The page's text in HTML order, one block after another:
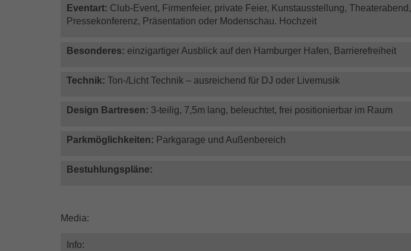
Eventart: Club-Event, Firmenfeier, private Feier, Kunstausstellung, Theaterabend,
Pressekonferenz, Präsentation oder Modenschau. Hochzeit
Besonderes: einzigartiger Ausblick auf den Hamburger Hafen, Barrierefreiheit
Technik: Ton-/Licht Technik – ausreichend für DJ oder Livemusik
Design Bartresen: 3-teilig, 7,5m lang, beleuchtet, frei positionierbar im Raum
Parkmöglichkeiten: Parkgarage und Außenbereich
Bestuhlungspläne:
Media:
Info: